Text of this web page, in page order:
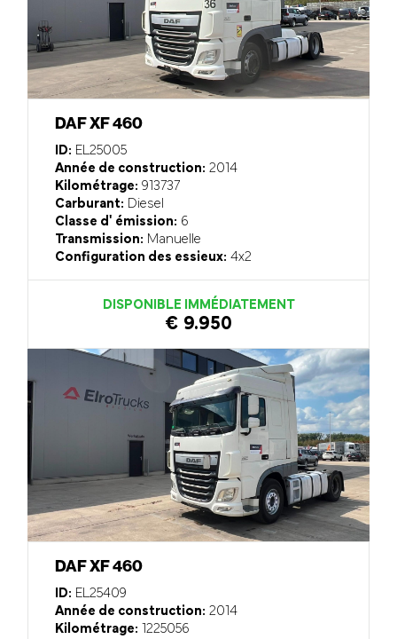
DAF XF 460
ID: EL25005
Année de construction: 2014
Kilométrage: 913737
Carburant: Diesel
Classe d' émission: 6
Transmission: Manuelle
Configuration des essieux: 4x2
DISPONIBLE IMMÉDIATEMENT
€ 9.950
DAF XF 460
ID: EL25409
Année de construction: 2014
Kilométrage: 1225056